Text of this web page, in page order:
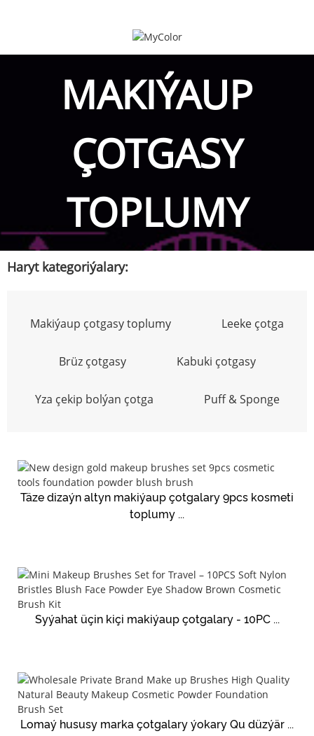
MAKIÝAUP
ÇOTGASY
TOPLUMY
Haryt kategoriýalary:
Makiýaup çotgasy toplumy Leeke çotga
Brüz çotgasy Kabuki çotgasy
Yza çekip bolýan çotga Puff & Sponge
Täze dizaýn altyn makiýaup çotgalary 9pcs kosmeti
toplumy ...
Syýahat üçin kiçi makiýaup çotgalary - 10PC ...
Lomaý hususy marka çotgalary ýokary Qu düzýär ...